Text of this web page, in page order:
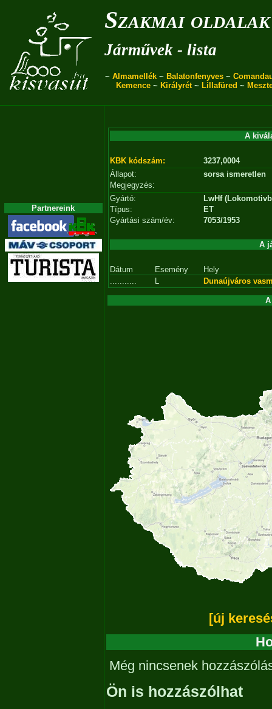
Szakmai oldalak
Járművek - lista
~ Almamellék ~ Balatonfenyves ~
Kemence ~ Királyrét~ Lillafüred ~
Partnereink
A
KBK kódszám:
3237,0004
Állapot:
sorsa ismeretlen
Megjegyzés:
Gyártó:
LwHf
Típus:
ET
Gyártási szám/év:
7053/1953
A
Dátum Esemény
Hely
...........
L Dunaújváros
[új
Még nincsenek
Ön is hozzászólhat